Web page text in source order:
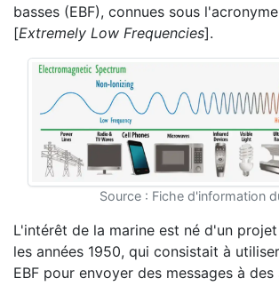
basses (EBF), connues sous
[Extremely Low Frequencies].
Source : Fiche d'information
L'intérêt de la marine est né d'un
les années 1950, qui consistait à
EBF pour envoyer des messages à